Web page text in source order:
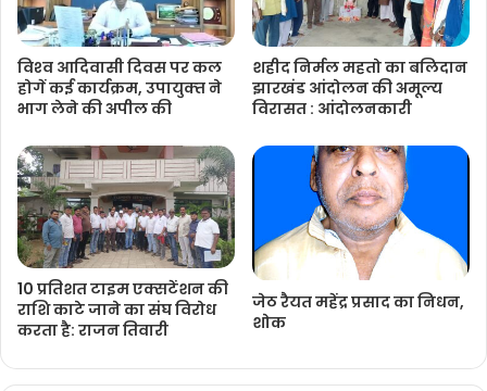
विश्‍व आदिवासी दिवस पर कल
होगें कई कार्यक्रम, उपायुक्‍त ने
भाग लेने की अपील की
शहीद निर्मल महतो का बलिदान
झारखंड आंदोलन की अमूल्य
विरासत : आंदोलनकारी
10 प्रतिशत टाइम एक्सटेंशन की
राशि काटे जाने का संघ विरोध
करता है: राजन तिवारी
जेठ रैयत महेंद्र प्रसाद का निधन,
शोक